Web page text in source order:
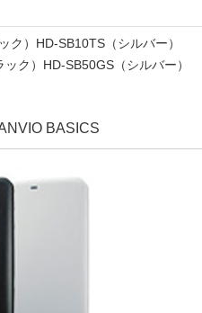
）HD-SB10TS（シルバー）
ク）HD-SB50GS（シルバー）
BASICS